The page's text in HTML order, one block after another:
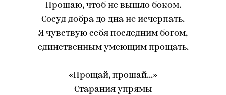
Прощаю, чтоб не вышло боком.
Сосуд добра до дна не исчерпать.
Я чувствую себя последним богом,
единственным умеющим прощать.
«Прощай, прощай...»
Старания упрямы